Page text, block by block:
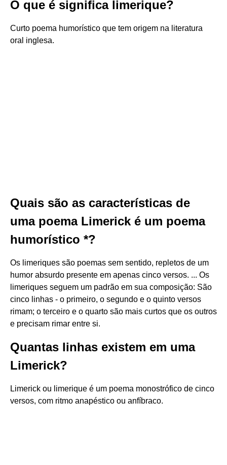
O que é significa limerique?
Curto poema humorístico que tem origem na literatura
oral inglesa.
Quais são as características de
uma poema Limerick é um poema
humorístico *?
Os limeriques são poemas sem sentido, repletos de um
humor absurdo presente em apenas cinco versos. ... Os
limeriques seguem um padrão em sua composição: São
cinco linhas - o primeiro, o segundo e o quinto versos
rimam; o terceiro e o quarto são mais curtos que os outros
e precisam rimar entre si.
Quantas linhas existem em uma
Limerick?
Limerick ou limerique é um poema monostrófico de cinco
versos, com ritmo anapéstico ou anfíbraco.